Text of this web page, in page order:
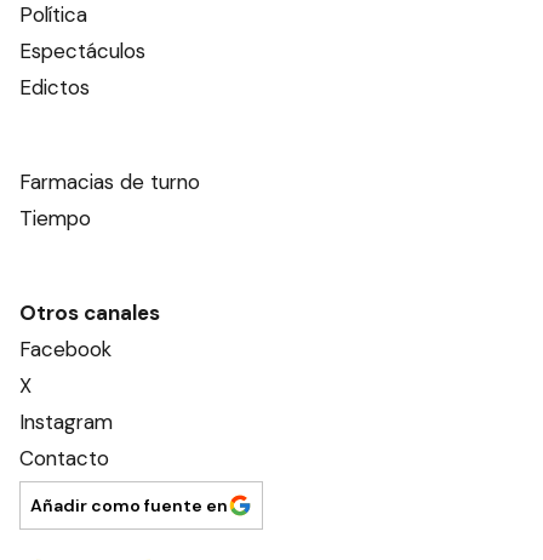
Política
Espectáculos
Edictos
Farmacias de turno
Tiempo
Otros canales
Facebook
X
Instagram
Contacto
Añadir como fuente en